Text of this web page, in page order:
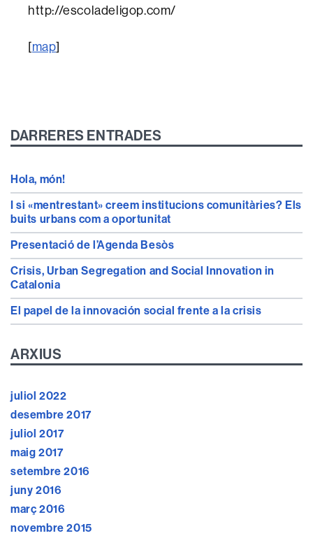
http://escoladeligop.com/
[map]
DARRERES ENTRADES
Hola, món!
I si «mentrestant» creem institucions comunitàries? Els
buits urbans com a oportunitat
Presentació de l’Agenda Besòs
Crisis, Urban Segregation and Social Innovation in
Catalonia
El papel de la innovación social frente a la crisis
ARXIUS
juliol 2022
desembre 2017
juliol 2017
maig 2017
setembre 2016
juny 2016
març 2016
novembre 2015